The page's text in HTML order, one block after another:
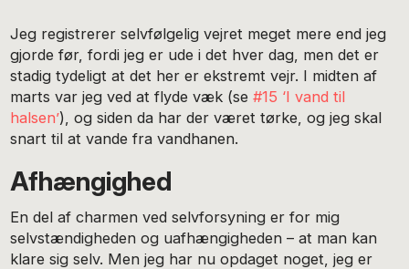
Jeg registrerer selvfølgelig vejret meget mere end jeg
gjorde før, fordi jeg er ude i det hver dag, men det er
stadig tydeligt at det her er ekstremt vejr. I midten af
marts var jeg ved at flyde væk (se#15 ‘I vand til
halsen’), og siden da har der været tørke, og jeg skal
snart til at vande fra vandhanen.
Afhængighed
En del af charmen ved selvforsyning er for mig
selvstændigheden og uafhængigheden – at man kan
klare sig selv. Men jeg har nu opdaget noget, jeg er